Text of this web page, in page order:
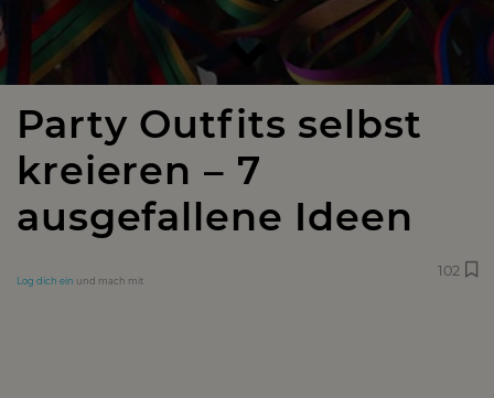
Party Outfits selbst
kreieren – 7
ausgefallene Ideen
Log dich ein und mach mit
102